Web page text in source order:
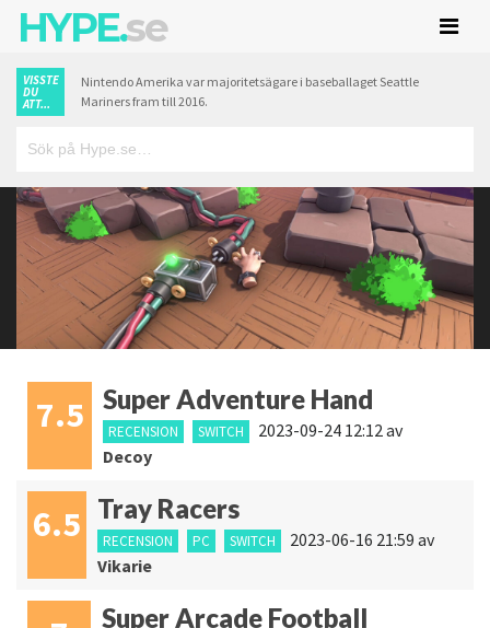
HYPE.se
VISSTE
DU
ATT...
Nintendo Amerika var majoritetsägare i baseballaget Seattle
Mariners fram till 2016.
7.5 Super Adventure Hand
RECENSION SWITCH 2023-09-24 12:12av
Decoy
6.5 Tray Racers
RECENSION PC SWITCH 2023-06-16 21:59 av
Vikarie
Super Arcade Football